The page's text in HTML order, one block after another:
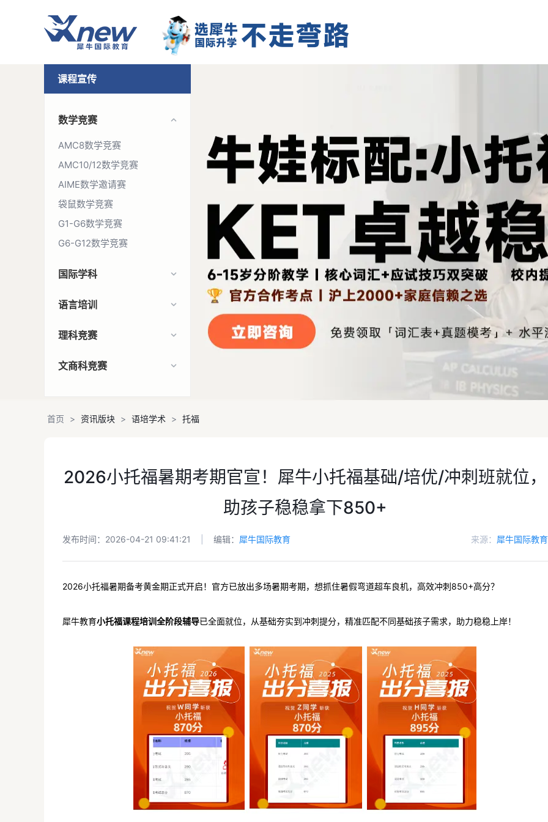
课程宣传
数学竞赛
AMC8数学竞赛
AMC10/12数学竞赛
AIME数学邀请赛
袋鼠数学竞赛
G1-G6数学竞赛
G6-G12数学竞赛
国际学科
语言培训
理科竞赛
文商科竞赛
首页 > 资讯版块 > 语培学术 > 托福
2026小托福暑期考期官宣！犀牛小托福基础/培优/冲刺班就位，
助孩子稳稳拿下850+
发布时间：2026-04-21 09:41:21 编辑： 犀牛国际教育 来源： 犀牛国际教育
2026小托福暑期备考黄金期正式开启！官方已放出多场暑期考期，想抓住暑假弯道超车良机，高效冲刺850+高分？
犀牛教育小托福课程培训全阶段辅导已全面就位，从基础夯实到冲刺提分，精准匹配不同基础孩子需求，助力稳稳上岸！